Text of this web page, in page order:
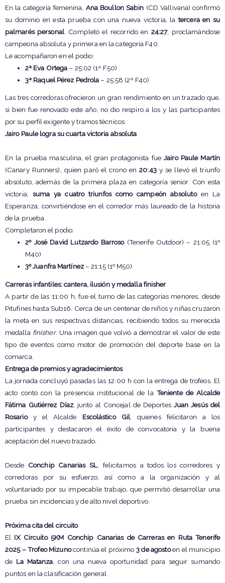
En la categoría femenina, Ana Boullon Sabin (CD Vallivana) confirmó
su dominio en esta prueba con una nueva victoria, la tercera en su
palmarés personal. Completó el recorrido en 24:27, proclamándose
campeona absoluta y primera en la categoría F40.
Le acompañaron en el podio:
2ª Eva Ortega– 25:02 (1ª F50)
3ª Raquel Pérez Pedrola– 25:58 (2ª F40)
Las tres corredoras ofrecieron un gran rendimiento en un trazado que,
si bien fue renovado este año, no dio respiro a los y las participantes
por su perfil exigente y tramos técnicos.
Jairo Paule logra su cuarta victoria absoluta
En la prueba masculina, el gran protagonista fueJairo Paule Martín
(Canary Runners), quien paró el crono en20:43y se llevó el triunfo
absoluto, además de la primera plaza en categoría senior. Con esta
victoria, suma ya cuatro triunfos como campeón absolutoen La
Esperanza, convirtiéndose en el corredor más laureado de la historia
de la prueba.
Completaron el podio:
2º José David Lutzardo Barroso(Tenerife Outdoor) – 21:05 (1º
M40)
3º Juanfra Martínez– 21:15 (1º M50)
Carreras infantiles: cantera, ilusión y medalla finisher
A partir de las 11:00 h, fue el turno de las categorías menores, desde
Pitufines hasta Sub16. Cerca de un centenar de niños y niñas cruzaron
la meta en sus respectivas distancias, recibiendo todos su merecida
medalla finisher. Una imagen que volvió a demostrar el valor de este
tipo de eventos como motor de promoción del deporte base en la
comarca.
Entrega de premios y agradecimientos
La jornada concluyó pasadas las 12:00 h con la entrega de trofeos. El
acto contó con la presencia institucional de la Teniente de Alcalde
Fátima Gutiérrez Díaz, junto al Concejal de Deportes Juan Jesús del
Rosarioy el Alcalde Escolástico Gil, quienes felicitaron a los
participantes y destacaron el éxito de convocatoria y la buena
aceptación del nuevo trazado.
Desde Conchip Canarias SL , felicitamos a todos los corredores y
corredoras por su esfuerzo, así como a la organización y al
voluntariado por su impecable trabajo, que permitió desarrollar una
prueba sin incidencias y de alto nivel deportivo.
Próxima cita del circuito
El IX Circuito 5KM Conchip Canarias de Carreras en Ruta Tenerife
2025 – Trofeo Mizunocontinúa el próximo 3 de agostoen el municipio
de La Matanza , con una nueva oportunidad para seguir sumando
puntos en la clasificación general.